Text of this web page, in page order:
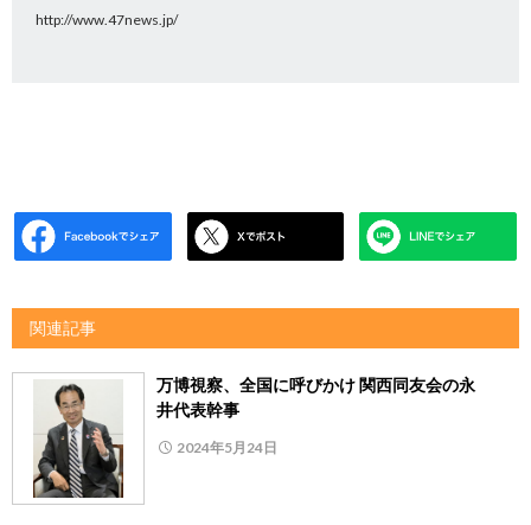
http://www.47news.jp/
関連記事
万博視察、全国に呼びかけ 関西同友会の永
井代表幹事
2024年5月24日